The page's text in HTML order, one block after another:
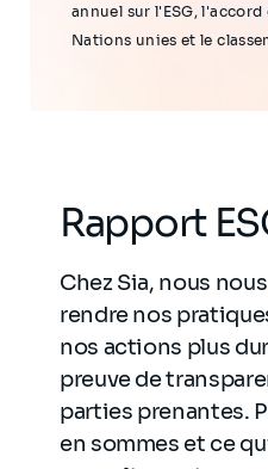
annuel sur l'ESG,
Nations unies et le
Rapport
Chez Sia, nous
rendre nos
nos actions plus
preuve de
parties prenantes.
en sommes et ce